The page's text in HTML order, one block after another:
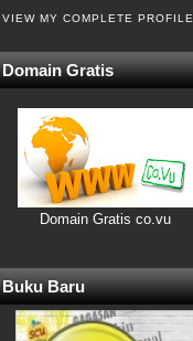
VIEW MY COMPLETE PROFILE
Domain Gratis
Domain Gratis co.vu
Buku Baru